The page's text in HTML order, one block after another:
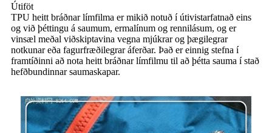
Útiföt
TPU heitt bráðnar límfilma er mikið notuð í útivistarfatnað eins
og við þéttingu á saumum, ermalínum og rennilásum, og er
vinsæl meðal viðskiptavina vegna mjúkrar og þægilegrar
notkunar eða fagurfræðilegrar áferðar. Það er einnig stefna í
framtíðinni að nota heitt bráðnar límfilmu til að þétta sauma í stað
hefðbundinnar saumaskapar.